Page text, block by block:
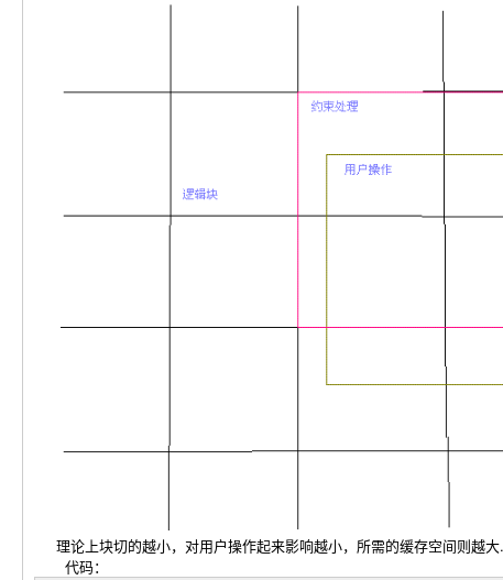
理论上块切的越小，对用户操作起来影响越小，所需的缓存空间则越大.
代码：